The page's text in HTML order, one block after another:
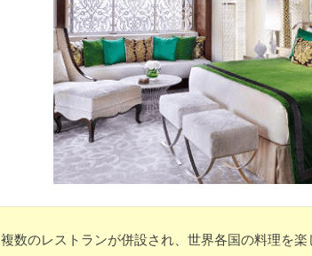
複数のレストランが併設され、世界各国の料理を楽